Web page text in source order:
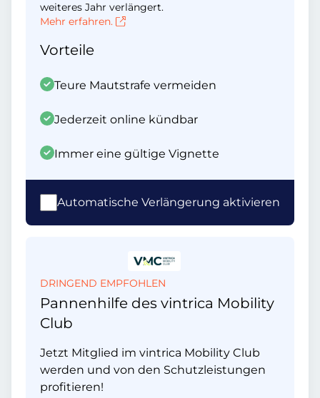
weiteres Jahr verlängert.
Mehr erfahren.
Vorteile
Teure Mautstrafe vermeiden
Jederzeit online kündbar
Immer eine gültige Vignette
Automatische Verlängerung aktivieren
DRINGEND EMPFOHLEN
Pannenhilfe des vintrica Mobility
Club
Jetzt Mitglied im vintrica Mobility Club
werden und von den Schutzleistungen
profitieren!